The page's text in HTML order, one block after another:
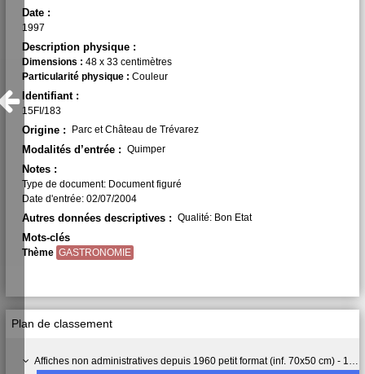
Plan de classement
Affiches non administratives depuis 1960 petit format (inf. 70x50 cm) - 15 FI
Date :
1997
Description physique :
Dimensions : 48 x 33 centimètres
Particularité physique : Couleur
Identifiant :
15FI/183
Origine : Parc et Château de Trévarez
Modalités d’entrée : Quimper
Notes :
Type de document: Document figuré
Date d'entrée: 02/07/2004
Autres données descriptives : Qualité: Bon Etat
Mots-clés
Thème GASTRONOMIE